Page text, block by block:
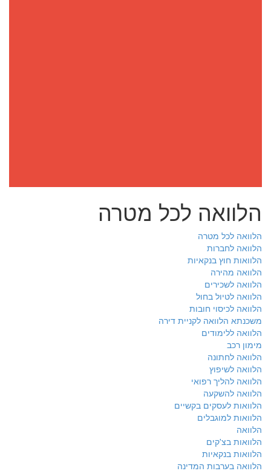
הלוואה לכל מטרה
הלוואה לכל מטרה
הלוואה לחברות
הלוואות חוץ בנקאיות
הלוואה מהירה
הלוואה לשכירים
הלוואה לטיול בחול
הלוואה לכיסוי חובות
משכנתא הלוואה לקניית דירה
הלוואה ללימודים
מימון רכב
הלוואה לחתונה
הלוואה לשיפוץ
הלוואה להליך רפואי
הלוואה להשקעה
הלוואות לעסקים בקשיים
הלוואות למוגבלים
הלוואה
הלוואות בצ'קים
הלוואות בנקאיות
הלוואה בערבות המדינה